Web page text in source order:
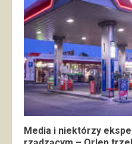
Media i niektórzy